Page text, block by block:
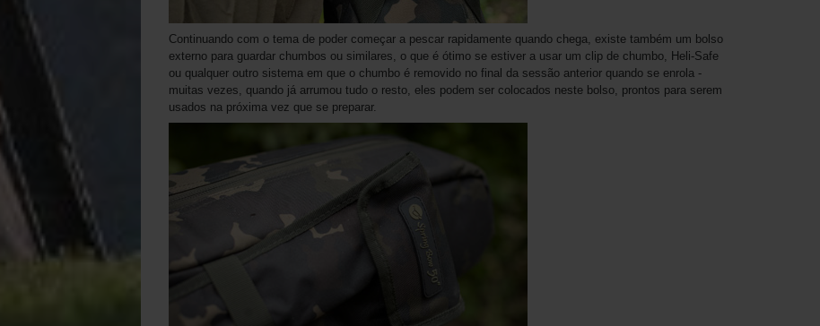
Continuando com o tema de poder começar a pescar rapidamente quando chega, existe também um bolso
externo para guardar chumbos ou similares, o que é ótimo se estiver a usar um clip de chumbo, Heli-Safe
ou qualquer outro sistema em que o chumbo é removido no final da sessão anterior quando se enrola -
muitas vezes, quando já arrumou tudo o resto, eles podem ser colocados neste bolso, prontos para serem
usados na próxima vez que se preparar.